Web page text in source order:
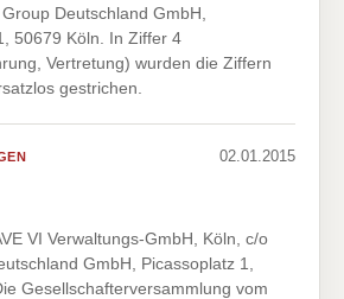
Deutschland GmbH,
50679 Köln. In Ziffer 4
Vertretung) wurden die Ziffern
gestrichen.
02.01.2015
VI Verwaltungs-GmbH, Köln, c/o
GmbH, Picassoplatz 1,
Gesellschafterversammlung vom